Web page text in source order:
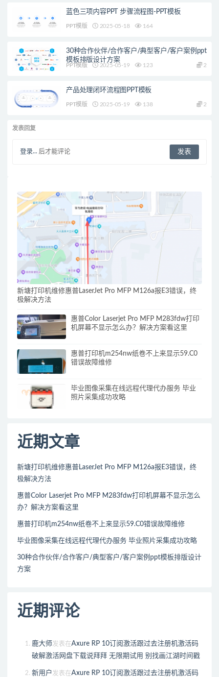
蓝色三项内容PPT 步骤流程图-PPT模板
PPT模版 2025-05-18 164
30种合作伙伴/合作客户/典型客户/客户案例ppt
模板排版设计方案
PPT模版 2025-05-19 123 2
产品处理闭环流程图PPT模板
PPT模版 2025-05-19 138 2
发表回复
登录... 后才能评论
新塘打印机维修惠普LaserJet Pro MFP M126a报E3错误，终
极解决方法
惠普Color Laserjet Pro MFP M283fdw打印
机屏幕不显示怎么办？解决方案看这里
惠普打印机m254nw纸卷不上来显示59.C0
错误故障维修
毕业图像采集在线远程代理代办服务 毕业
照片采集成功攻略
近期文章
新塘打印机维修惠普LaserJet Pro MFP M126a报E3错误，终
极解决方法
惠普Color Laserjet Pro MFP M283fdw打印机屏幕不显示怎么
办？解决方案看这里
惠普打印机m254nw纸卷不上来显示59.C0错误故障维修
毕业图像采集在线远程代理代办服务 毕业照片采集成功攻略
30种合作伙伴/合作客户/典型客户/客户案例ppt模板排版设计
方案
近期评论
鹿大师发表在Axure RP 10订阅激活跟过去注册机激活码
破解激活网盘下载说拜拜 无限期试用 别找画江湖时间戳
新用户 发表在Axure RP 10订阅激活跟过去注册机激活码